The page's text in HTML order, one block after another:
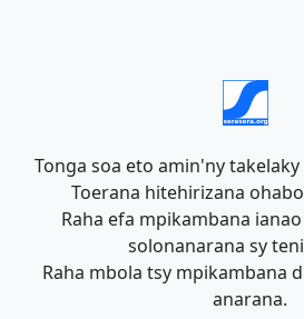
Tonga soa eto amin'ny takelaky
Toerana hitehirizana
Raha efa mpikambana
solonanarana sy
Raha mbola tsy mpikambana
anarana.